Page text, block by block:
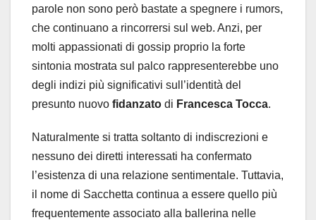
parole non sono però bastate a spegnere i rumors,
che continuano a rincorrersi sul web. Anzi, per
molti appassionati di gossip proprio la forte
sintonia mostrata sul palco rappresenterebbe uno
degli indizi più significativi sull’identità del
presunto nuovo fidanzato di Francesca Tocca.
Naturalmente si tratta soltanto di indiscrezioni e
nessuno dei diretti interessati ha confermato
l’esistenza di una relazione sentimentale. Tuttavia,
il nome di Sacchetta continua a essere quello più
frequentemente associato alla ballerina nelle